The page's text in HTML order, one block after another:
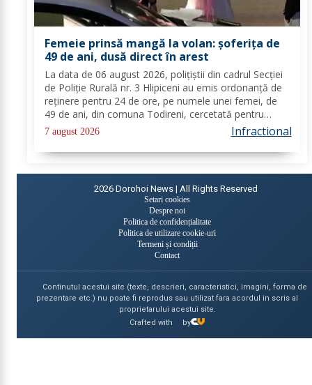
Femeie prinsă mangă la volan: șoferița de
49 de ani, dusă direct în arest
La data de 06 august 2026, polițiștii din cadrul Secției
de Poliție Rurală nr. 3 Hlipiceni au emis ordonanță de
reținere pentru 24 de ore, pe numele unei femei, de
49 de ani, din comuna Todireni, cercetată pentru
comiterea infracțiunii de conducerea unui vehicul sub
influența alcoolului. În urma...
7 august 2026 Infractional
2026 Dorohoi News | All Rights Reserved
Setari cookies
Despre noi
Politica de confidențialitate
Politica de utilizare cookie-uri
Termeni și condiții
Contact
Continutul acestui site (texte, descrieri, caracteristici, imagini, forma de
prezentare etc.) nu poate fi reprodus sau utilizat fara acordul in scris al
proprietarului acestui site.
Crafted with
by